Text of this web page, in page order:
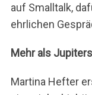
auf Smalltalk,
ehrlichen
Mehr als
Martina Hefter